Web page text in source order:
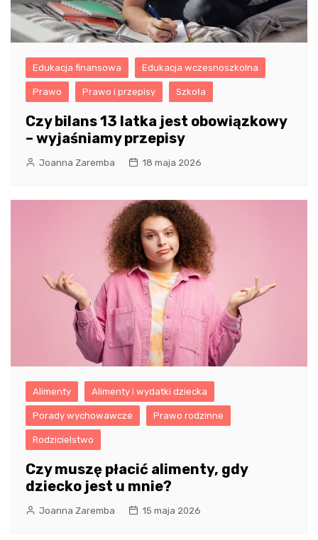
Edukacja finansowa Edukacja wczesnoszkolna
Prawo Prawo i przepisy Szkoła
Czy bilans 13 latka jest obowiązkowy
– wyjaśniamy przepisy
Joanna Zaremba 18 maja 2026
Alimenty Alimenty i wydatki dziecka
Porady wychowawcze Prawo rodzinne
Rodzicielstwo
Czy muszę płacić alimenty, gdy
dziecko jest u mnie?
Joanna Zaremba 15 maja 2026